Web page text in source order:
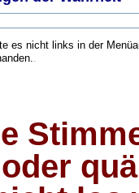
es nicht links in der
.